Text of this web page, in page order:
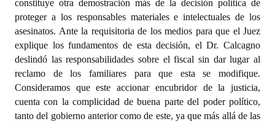
constituye otra demostración más de la decisión política de
proteger a los responsables materiales e intelectuales de los
asesinatos. Ante la requisitoria de los medios para que el Juez
explique los fundamentos de esta decisión, el Dr. Calcagno
deslindó las responsabilidades sobre el fiscal sin dar lugar al
reclamo de los familiares para que esta se modifique.
Consideramos que este accionar encubridor de la justicia,
cuenta con la complicidad de buena parte del poder político,
tanto del gobierno anterior como de este, ya que más allá de las